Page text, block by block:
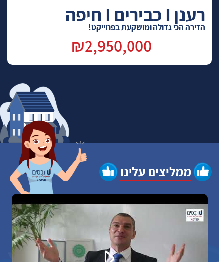
רענן I כבירים I חיפה
הדירה הכי גדולה ומושקעת בפרוייקט!
₪2,950,000
ממליצים עלינו